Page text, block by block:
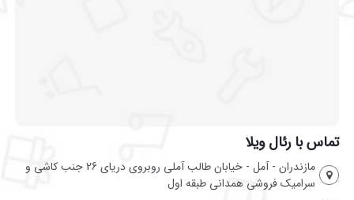
تماس با رئال ویلا
مازندران - آمل - خیابان طالب آملی روبروی دریای 26 جنب کاشی و
سرامیک فروشی همدانی طبقه اول